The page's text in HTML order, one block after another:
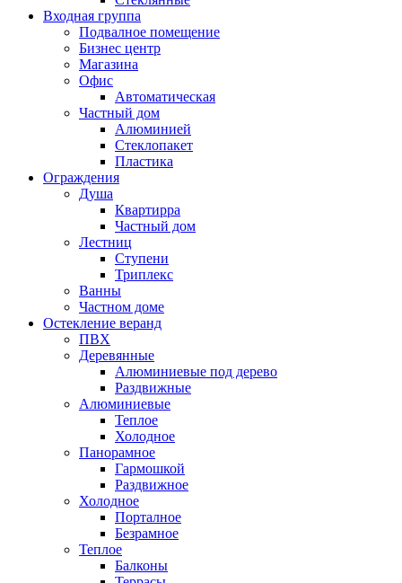
Входная группа
Подвалное помещение
Бизнес центр
Магазина
Офис
Автоматическая
Частный дом
Алюминией
Стеклопакет
Пластика
Ограждения
Душа
Квартирра
Частный дом
Лестниц
Ступени
Триплекс
Ванны
Частном доме
Остекление веранд
ПВХ
Деревянные
Алюминиевые под дерево
Раздвижные
Алюминиевые
Теплое
Холодное
Панорамное
Гармошкой
Раздвижное
Холодное
Порталное
Безрамное
Теплое
Балконы